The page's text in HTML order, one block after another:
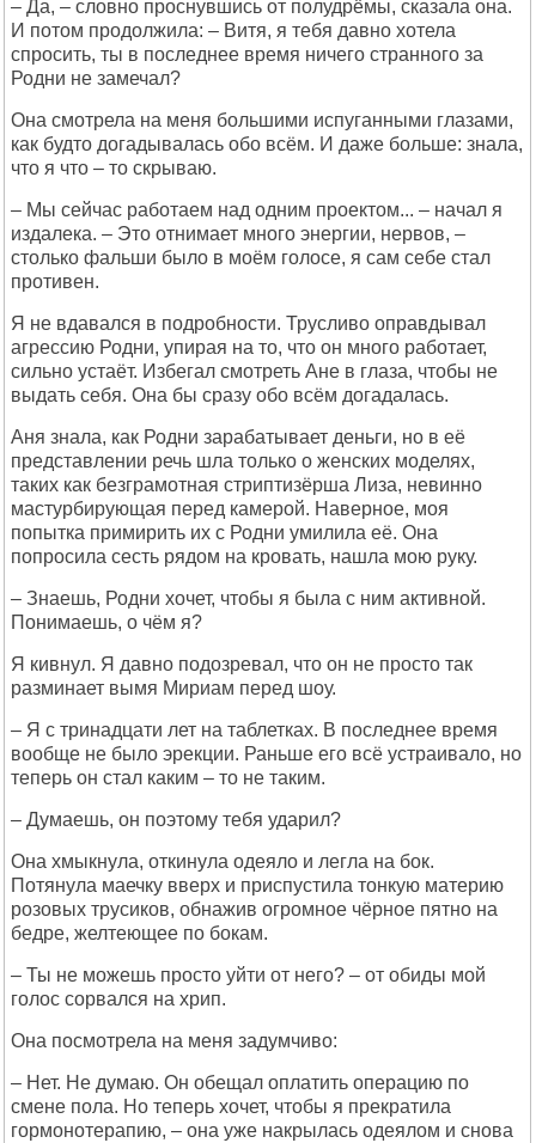
– Да, – словно проснувшись от полудрёмы, сказала она.
И потом продолжила: – Витя, я тебя давно хотела
спросить, ты в последнее время ничего странного за
Родни не замечал?
Она смотрела на меня большими испуганными глазами,
как будто догадывалась обо всём. И даже больше: знала,
что я что – то скрываю.
– Мы сейчас работаем над одним проектом... – начал я
издалека. – Это отнимает много энергии, нервов, –
столько фальши было в моём голосе, я сам себе стал
противен.
Я не вдавался в подробности. Трусливо оправдывал
агрессию Родни, упирая на то, что он много работает,
сильно устаёт. Избегал смотреть Ане в глаза, чтобы не
выдать себя. Она бы сразу обо всём догадалась.
Аня знала, как Родни зарабатывает деньги, но в её
представлении речь шла только о женских моделях,
таких как безграмотная стриптизёрша Лиза, невинно
мастурбирующая перед камерой. Наверное, моя
попытка примирить их с Родни умилила её. Она
попросила сесть рядом на кровать, нашла мою руку.
– Знаешь, Родни хочет, чтобы я была с ним активной.
Понимаешь, о чём я?
Я кивнул. Я давно подозревал, что он не просто так
разминает вымя Мириам перед шоу.
– Я с тринадцати лет на таблетках. В последнее время
вообще не было эрекции. Раньше его всё устраивало, но
теперь он стал каким – то не таким.
– Думаешь, он поэтому тебя ударил?
Она хмыкнула, откинула одеяло и легла на бок.
Потянула маечку вверх и приспустила тонкую материю
розовых трусиков, обнажив огромное чёрное пятно на
бедре, желтеющее по бокам.
– Ты не можешь просто уйти от него? – от обиды мой
голос сорвался на хрип.
Она посмотрела на меня задумчиво:
– Нет. Не думаю. Он обещал оплатить операцию по
смене пола. Но теперь хочет, чтобы я прекратила
гормонотерапию, – она уже накрылась одеялом и снова